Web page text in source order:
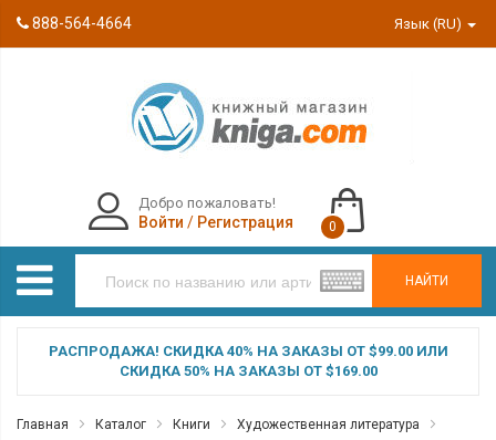
888-564-4664 Язык (RU)
НАЙТИ
Добро пожаловать!
Войти / Регистрация 0
РАСПРОДАЖА! СКИДКА 40% НА ЗАКАЗЫ ОТ $99.00 ИЛИ
СКИДКА 50% НА ЗАКАЗЫ ОТ $169.00
Главная Каталог Книги
Художественная литература